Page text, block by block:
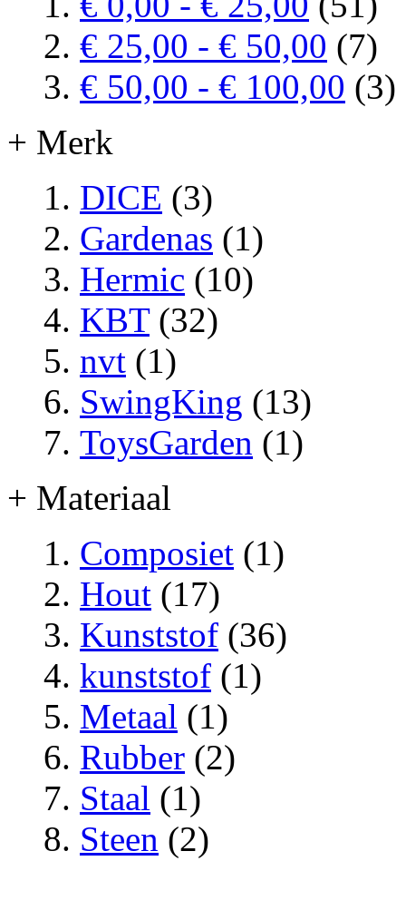
€ 25,00 - € 50,00 (7)
€ 50,00 - € 100,00 (3)
+ Merk
DICE (3)
Gardenas (1)
Hermic (10)
KBT(32)
nvt (1)
SwingKing (13)
ToysGarden (1)
+ Materiaal
Composiet (1)
Hout (17)
Kunststof (36)
kunststof (1)
Metaal (1)
Rubber (2)
Staal (1)
Steen (2)